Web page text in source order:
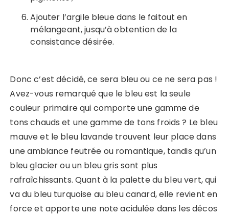
Ajouter l’argile bleue dans le faitout en
mélangeant, jusqu’à obtention de la
consistance désirée.
Donc c’est décidé, ce sera bleu ou ce ne sera pas !
Avez-vous remarqué que le bleu est la seule
couleur primaire qui comporte une gamme de
tons chauds et une gamme de tons froids ? Le bleu
mauve et le bleu lavande trouvent leur place dans
une ambiance feutrée ou romantique, tandis qu’un
bleu glacier ou un bleu gris sont plus
rafraîchissants. Quant à la palette du bleu vert, qui
va du bleu turquoise au bleu canard, elle revient en
force et apporte une note acidulée dans les décos